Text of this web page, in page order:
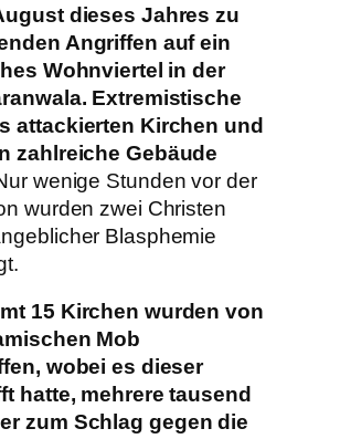
dieses Jahres zu
Angriffen auf ein
Wohnviertel in der
Extremistische
attackierten Kirchen und
zahlreiche Gebäude
wenige Stunden vor der
wurden zwei Christen
Blasphemie
15 Kirchen wurden von
Mob
wobei es dieser
hatte, mehrere tausend
zum Schlag gegen die